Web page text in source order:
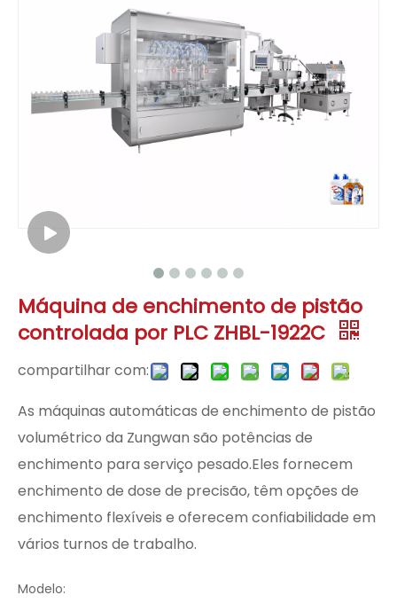
Máquina de enchimento de pistão
controlada por PLC ZHBL-1922C
compartilhar com:
As máquinas automáticas de enchimento de pistão
volumétrico da Zungwan são potências de
enchimento para serviço pesado.Eles fornecem
enchimento de dose de precisão, têm opções de
enchimento flexíveis e oferecem confiabilidade em
vários turnos de trabalho.
Modelo: